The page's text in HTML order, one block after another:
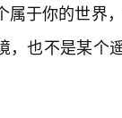
属于你的世界
，也不是某个